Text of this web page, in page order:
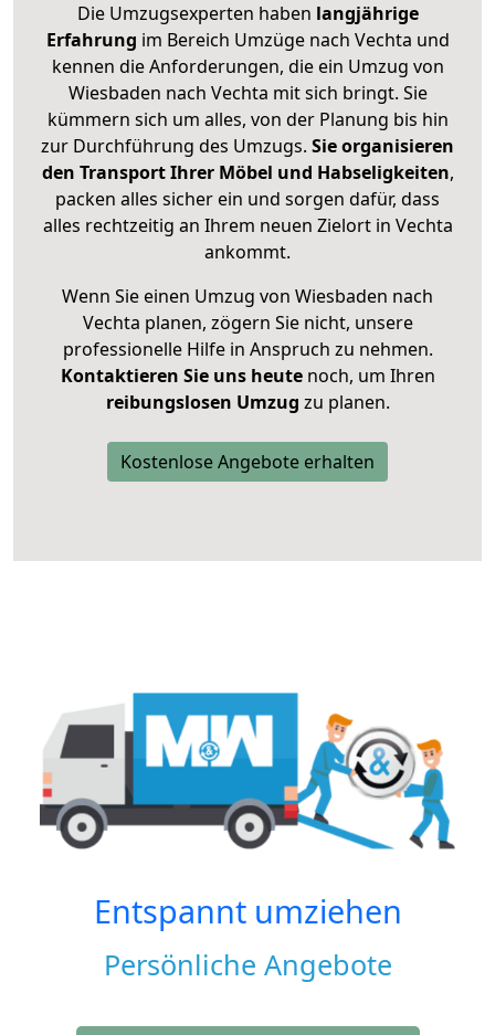
Die Umzugsexperten haben langjährige
Erfahrung im Bereich Umzüge nach Vechta und
kennen die Anforderungen, die ein Umzug von
Wiesbaden nach Vechta mit sich bringt. Sie
kümmern sich um alles, von der Planung bis hin
zur Durchführung des Umzugs. Sie organisieren
den Transport Ihrer Möbel und Habseligkeiten,
packen alles sicher ein und sorgen dafür, dass
alles rechtzeitig an Ihrem neuen Zielort in Vechta
ankommt.
Wenn Sie einen Umzug von Wiesbaden nach
Vechta planen, zögern Sie nicht, unsere
professionelle Hilfe in Anspruch zu nehmen.
Kontaktieren Sie uns heutenoch, um Ihren
reibungslosen Umzug zu planen.
Kostenlose Angebote erhalten
Entspannt umziehen
Persönliche Angebote